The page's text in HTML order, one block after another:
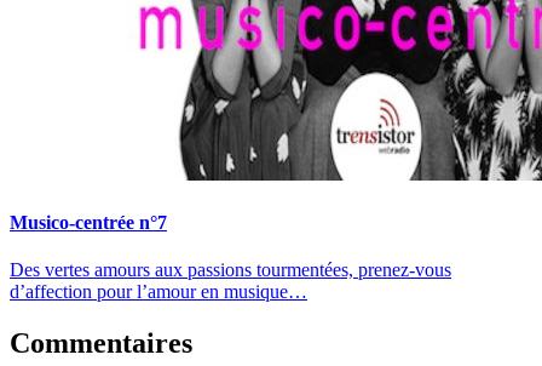
Musico-centrée n°7
Des vertes amours aux passions tourmentées, prenez-vous
d’affection pour l’amour en musique…
Commentaires